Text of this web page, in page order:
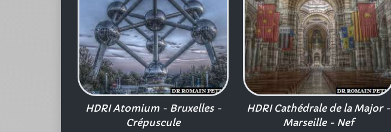
HDRI Atomium - Bruxelles -
Crépuscule
HDRI Cathédrale de la Major -
Marseille - Nef